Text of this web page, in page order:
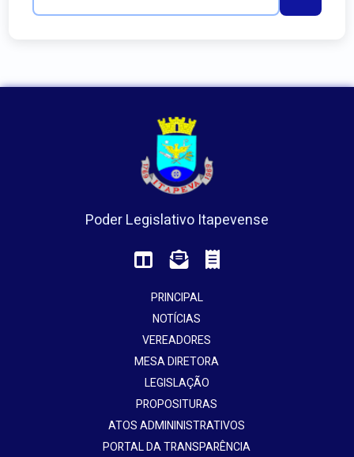
Poder Legislativo Itapevense
PRINCIPAL
NOTÍCIAS
VEREADORES
MESA DIRETORA
LEGISLAÇÃO
PROPOSITURAS
ATOS ADMININISTRATIVOS
PORTAL DA TRANSPARÊNCIA